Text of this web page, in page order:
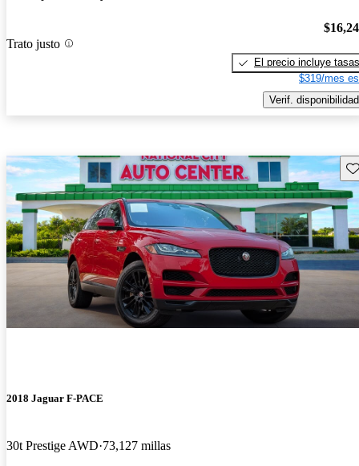
Trato justo
El precio incluye tasas
$319/mes
Verif. disponibilidad
2018 Jaguar F-PACE
30t Prestige AWD 73,127 millas